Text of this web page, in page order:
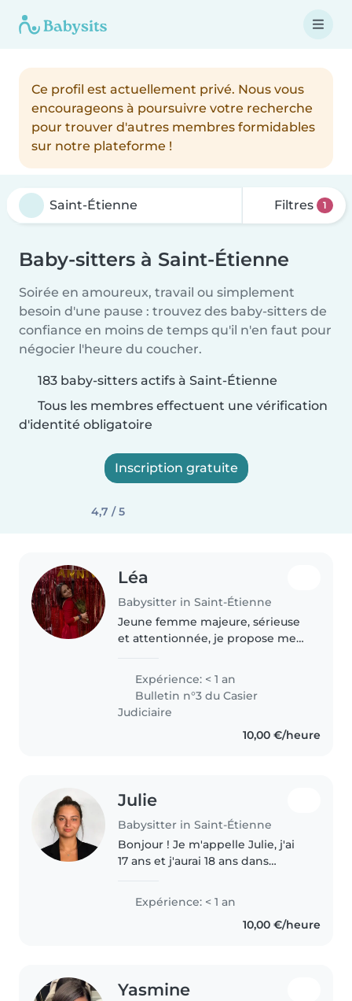
Ce profil est actuellement privé. Nous vous
encourageons à poursuivre votre recherche
pour trouver d'autres membres formidables
sur notre plateforme !
Filtres 1
Baby-sitters à Saint-Étienne
Soirée en amoureux, travail ou simplement
besoin d'une pause : trouvez des baby-sitters de
confiance en moins de temps qu'il n'en faut pour
négocier l'heure du coucher.
183 baby-sitters actifs à Saint-Étienne
Tous les membres effectuent une vérification
d'identité obligatoire
Inscription gratuite
4,7 / 5
Léa
Babysitter in Saint-Étienne
Jeune femme majeure, sérieuse
et attentionnée, je propose mes
bienveillance et sécurité. Ayant
toujours aimé le contact avec les
enfants, je suis à l'aise avec..
Expérience: < 1 an
Bulletin n°3 du Casier
Judiciaire
10,00 €/heure
Julie
Babysitter in Saint-Étienne
Bonjour ! Je m'appelle Julie, j'ai
17 ans et j'aurai 18 ans dans
patiente, manuelle j'aime le
design et je suis responsable et..
Expérience: < 1 an
10,00 €/heure
Yasmine